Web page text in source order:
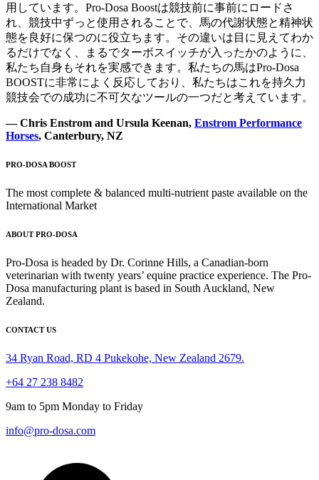
用しています。Pro-Dosa Boostは競技前に事前にロードさ
れ、競技中ずっと使用されることで、馬の代謝状態と精神状
態を良好に保つのに役立ちます。その違いは目に見えてわか
るだけでなく、まるでターボスイッチが入ったかのように、
私たち自身もそれを実感できます。私たちの馬はPro-Dosa
BOOSTに非常によく反応しており、私たちはこれを持久力
競技会での成功に不可欠なツールの一つだと考えています。
— Chris Enstrom and Ursula Keenan, Enstrom Performance
Horses, Canterbury, NZ
PRO-DOSA BOOST
The most complete & balanced multi-nutrient paste available on the
International Market
ABOUT PRO-DOSA
Pro-Dosa is headed by Dr. Corinne Hills, a Canadian-born
veterinarian with twenty years’ equine practice experience. The Pro-
Dosa manufacturing plant is based in South Auckland, New
Zealand.
CONTACT US
34 Ryan Road, RD 4 Pukekohe, New Zealand 2679.
+64 27 238 8482
9am to 5pm Monday to Friday
info@pro-dosa.com